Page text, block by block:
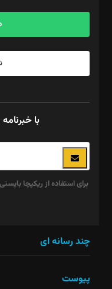
آگهی و مشترکین: ۰۹۱۹۹۹۹۰۴۵۴
با
نباید
چند رسانه ای
پیوست